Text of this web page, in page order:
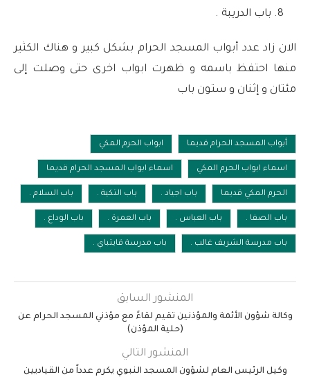
باب الدريبة .
الان زاد عدد أبواب المسجد الحرام بشكل كبير و هناك الكثير
منها احتفظ باسمه و ظهرت ابواب اخرى حتى وصلت إلى
مئتان و إثنان و ستون باب
أبواب المسجد الحرام قديما ابواب الحرم المكي
اسماء ابواب الحرم المكي اسماء ابواب المسجد الحرام قديما
الحرم المكي قديما باب اجياد . باب التكية . باب السلام .
باب الصفا . باب العباس . باب العمرة . باب الوداع .
باب مدرسة الشريف غالب . باب مدرسة قايتباي .
المنشور السابق
وكالة شؤون الأئمة والمؤذنين تقيم لقاءً مع مؤذني المسجد الحرام عن
(حلية المؤذن)
المنشور التالي
وكيل الرئيس العام لشؤون المسجد النبوي يكرم عدداً من القياديين